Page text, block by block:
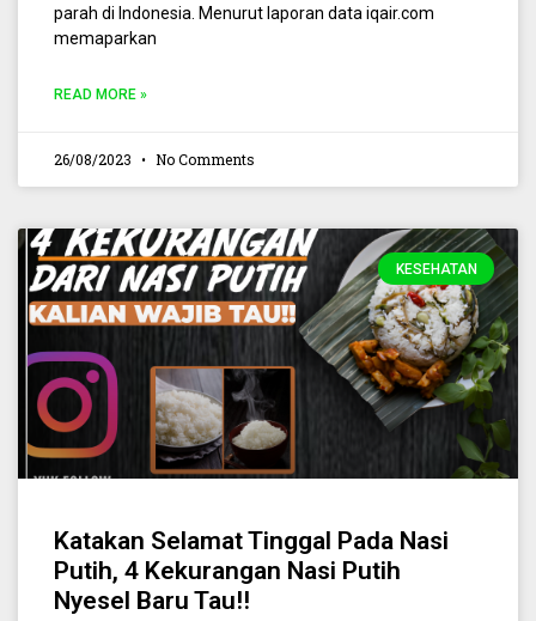
parah di Indonesia. Menurut laporan data iqair.com
memaparkan
READ MORE »
26/08/2023 No Comments
KESEHATAN
Katakan Selamat Tinggal Pada Nasi
Putih, 4 Kekurangan Nasi Putih
Nyesel Baru Tau!!